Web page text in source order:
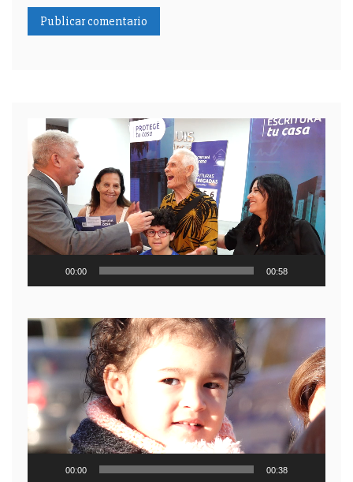
Reproductor
de
video
00:00 00:58
Reproductor
de
video
00:00 00:38